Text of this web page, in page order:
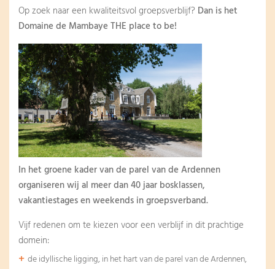
Op zoek naar een kwaliteitsvol groepsverblijf? Dan is het
Domaine de Mambaye THE place to be!
In het groene kader van de parel van de Ardennen
organiseren wij al meer dan 40 jaar bosklassen,
vakantiestages en weekends in groepsverband.
Vijf redenen om te kiezen voor een verblijf in dit prachtige
domein:
de idyllische ligging, in het hart van de parel van de Ardennen,